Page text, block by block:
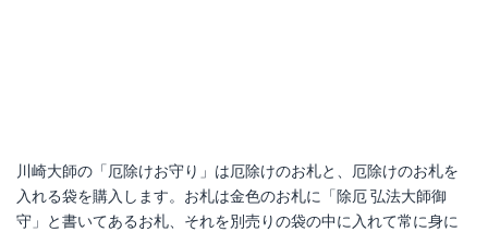
川崎大師の「厄除けお守り」は厄除けのお札と、厄除けのお札を
入れる袋を購入します。お札は金色のお札に「除厄 弘法大師御
守」と書いてあるお札、それを別売りの袋の中に入れて常に身に